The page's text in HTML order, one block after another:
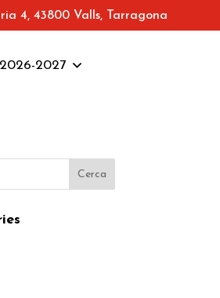
4, 43800 Valls, Tarragona
2027